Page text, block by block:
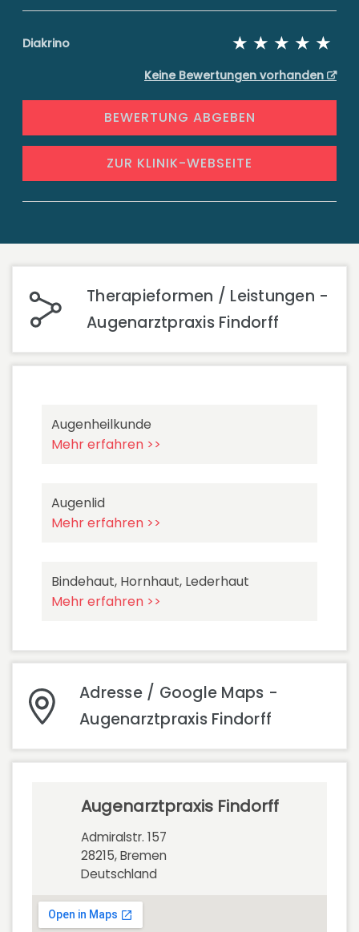
Diakrino
Keine Bewertungen vorhanden
BEWERTUNG ABGEBEN
ZUR KLINIK-WEBSEITE
Therapieformen / Leistungen -
Augenarztpraxis Findorff
Augenheilkunde
Mehr erfahren >>
Augenlid
Mehr erfahren >>
Bindehaut, Hornhaut, Lederhaut
Mehr erfahren >>
Adresse / Google Maps -
Augenarztpraxis Findorff
Augenarztpraxis Findorff
Admiralstr. 157
28215, Bremen
Deutschland